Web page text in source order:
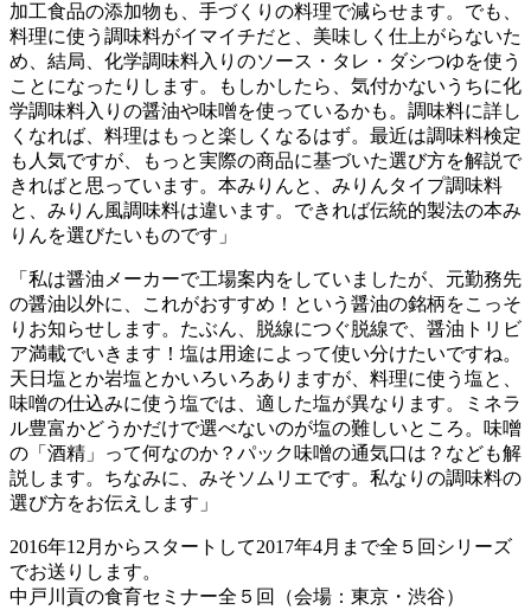
加工食品の添加物も、手づくりの料理で減らせます。でも、
料理に使う調味料がイマイチだと、美味しく仕上がらないた
め、結局、化学調味料入りのソース・タレ・ダシつゆを使う
ことになったりします。もしかしたら、気付かないうちに化
学調味料入りの醤油や味噌を使っているかも。調味料に詳し
くなれば、料理はもっと楽しくなるはず。最近は調味料検定
も人気ですが、もっと実際の商品に基づいた選び方を解説で
きればと思っています。本みりんと、みりんタイプ調味料
と、みりん風調味料は違います。できれば伝統的製法の本み
りんを選びたいものです」
「私は醤油メーカーで工場案内をしていましたが、元勤務先
の醤油以外に、これがおすすめ！という醤油の銘柄をこっそ
りお知らせします。たぶん、脱線につぐ脱線で、醤油トリビ
ア満載でいきます！塩は用途によって使い分けたいですね。
天日塩とか岩塩とかいろいろありますが、料理に使う塩と、
味噌の仕込みに使う塩では、適した塩が異なります。ミネラ
ル豊富かどうかだけで選べないのが塩の難しいところ。味噌
の「酒精」って何なのか？パック味噌の通気口は？なども解
説します。ちなみに、みそソムリエです。私なりの調味料の
選び方をお伝えします」
2016年12月からスタートして2017年4月まで全５回シリーズ
でお送りします。
中戸川貢の食育セミナー全５回（会場：東京・渋谷）